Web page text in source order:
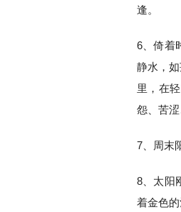
逢。
6、倚着
静水，
里，在
怨、苦涩
7、周末
8、太阳
着金色的